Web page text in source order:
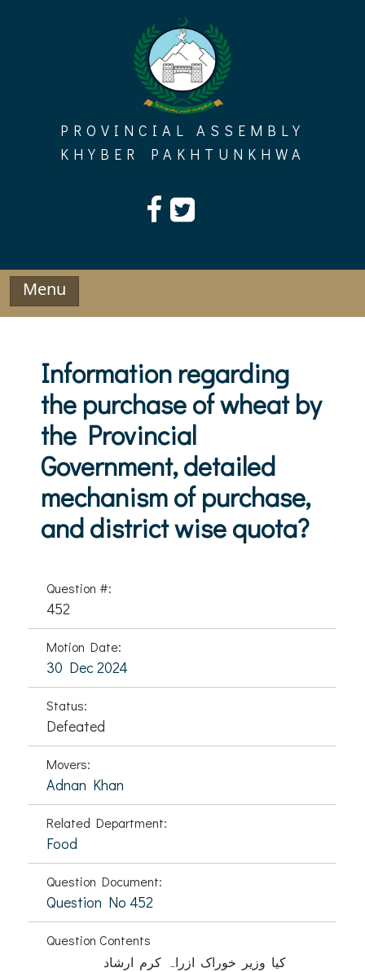
PROVINCIAL ASSEMBLY
KHYBER PAKHTUNKHWA
Menu
Information regarding
the purchase of wheat by
the Provincial
Government, detailed
mechanism of purchase,
and district wise quota?
Question #:
452
Motion Date:
30 Dec 2024
Status:
Defeated
Movers:
Adnan Khan
Related Department:
Food
Question Document:
Question No 452
Question Contents
کیا وزیر خوراک ازراہ کرم ارشاد